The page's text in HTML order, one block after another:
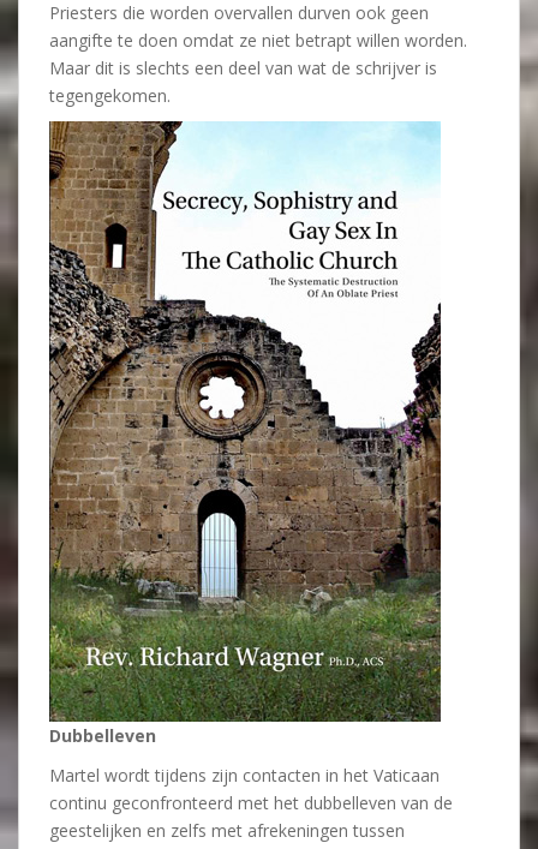
Priesters die worden overvallen durven ook geen
aangifte te doen omdat ze niet betrapt willen worden.
Maar dit is slechts een deel van wat de schrijver is
tegengekomen.
Dubbelleven
Martel wordt tijdens zijn contacten in het Vaticaan
continu geconfronteerd met het dubbelleven van de
geestelijken en zelfs met afrekeningen tussen